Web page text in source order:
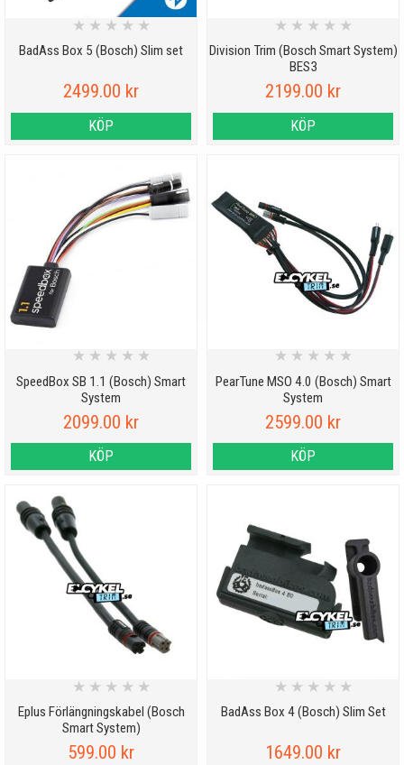
BadAss Box 5 (Bosch) Slim set
★ ★ ★ ★ ★
2499.00 kr
KÖP
Division Trim (Bosch Smart System)
BES3
★ ★ ★ ★ ★
2199.00 kr
KÖP
SpeedBox SB 1.1 (Bosch) Smart
System
★ ★ ★ ★ ★
2099.00 kr
KÖP
PearTune MSO 4.0 (Bosch) Smart
System
★ ★ ★ ★ ★
2599.00 kr
KÖP
Eplus Förlängningskabel (Bosch
Smart System)
★ ★ ★ ★ ★
599.00 kr
BadAss Box 4 (Bosch) Slim Set
★ ★ ★ ★ ★
1649.00 kr